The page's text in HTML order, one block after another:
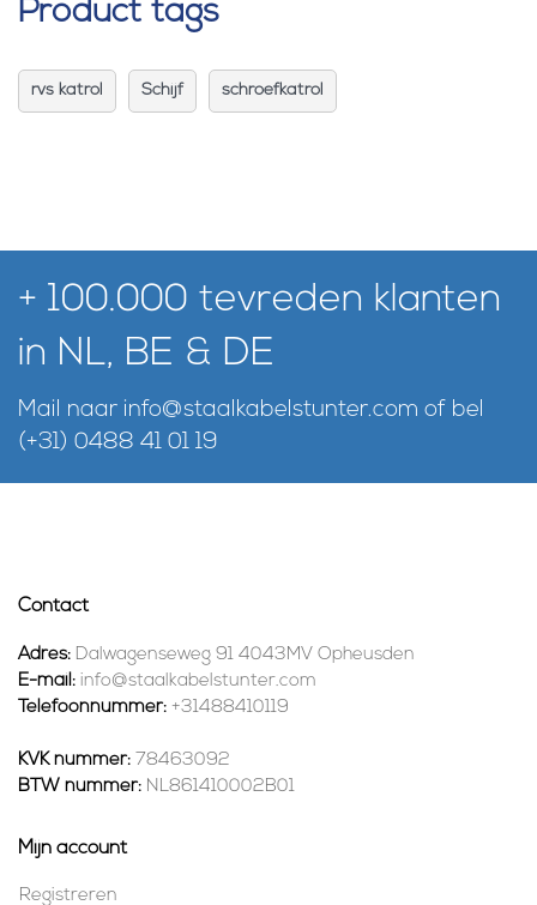
Product tags
rvs katrol Schijf schroefkatrol
+ 100.000 tevreden klanten
in NL, BE & DE
Mail naar info@staalkabelstunter.com of bel
(+31) 0488 41 01 19
Contact
Adres: Dalwagenseweg 91 4043MV Opheusden
E-mail: info@staalkabelstunter.com
Telefoonnummer: +31488410119
KVK nummer: 78463092
BTW nummer: NL861410002B01
Mijn account
Registreren